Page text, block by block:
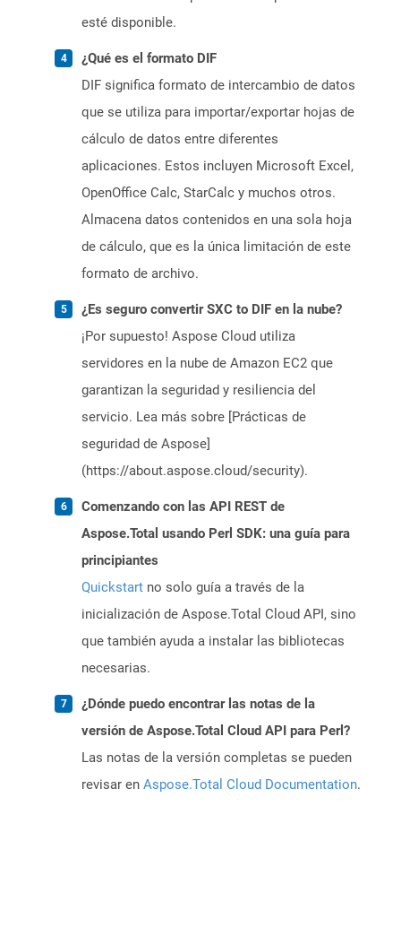
esté disponible.
¿Qué es el formato DIF
DIF significa formato de intercambio de datos
que se utiliza para importar/exportar hojas de
cálculo de datos entre diferentes
aplicaciones. Estos incluyen Microsoft Excel,
OpenOffice Calc, StarCalc y muchos otros.
Almacena datos contenidos en una sola hoja
de cálculo, que es la única limitación de este
formato de archivo.
¿Es seguro convertir SXC to DIF en la nube?
¡Por supuesto! Aspose Cloud utiliza
servidores en la nube de Amazon EC2 que
garantizan la seguridad y resiliencia del
servicio. Lea más sobre [Prácticas de
seguridad de Aspose]
(https://about.aspose.cloud/security).
Comenzando con las API REST de
Aspose.Total usando Perl SDK: una guía para
principiantes
Quickstart no solo guía a través de la
inicialización de Aspose.Total Cloud API, sino
que también ayuda a instalar las bibliotecas
necesarias.
¿Dónde puedo encontrar las notas de la
versión de Aspose.Total Cloud API para Perl?
Las notas de la versión completas se pueden
revisar en Aspose.Total Cloud Documentation.